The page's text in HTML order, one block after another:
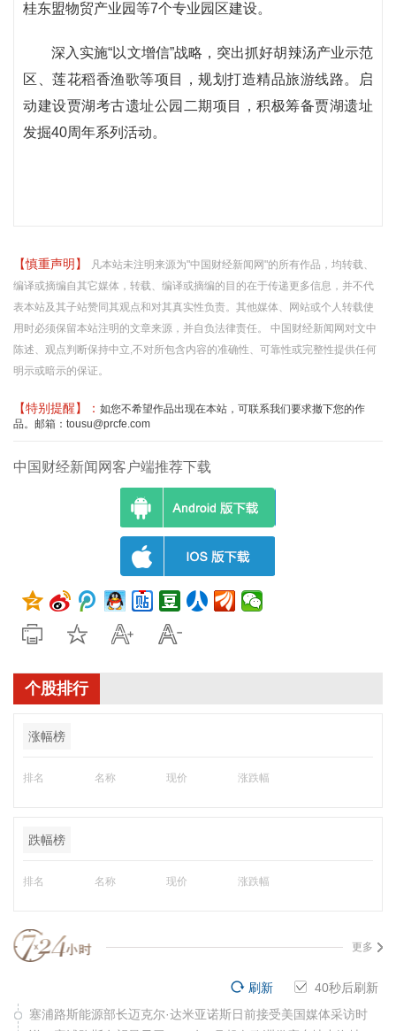
桂东盟物贸产业园等7个专业园区建设。
深入实施“以文增信”战略，突出抓好胡辣汤产业示范
区、莲花稻香渔歌等项目，规划打造精品旅游线路。启
动建设贾湖考古遗址公园二期项目，积极筹备贾湖遗址
发掘40周年系列活动。
【慎重声明】
凡本站未注明来源为"中国财经新闻网"的所有作品，均转载、
编译或摘编自其它媒体，转载、编译或摘编的目的在于传递更多信息，并不代
表本站及其子站赞同其观点和对其真实性负责。其他媒体、网站或个人转载使
用时必须保留本站注明的文章来源，并自负法律责任。 中国财经新闻网对文中
陈述、观点判断保持中立,不对所包含内容的准确性、可靠性或完整性提供任何
明示或暗示的保证。
【特别提醒】： 如您不希望作品出现在本站，可联系我们要求撤下您的作
品。邮箱：tousu@prcfe.com
中国财经新闻网客户端推荐下载
个股排行
涨幅榜
排名 名称 现价 涨跌幅
跌幅榜
排名 名称 现价 涨跌幅
更多
40秒后刷新
刷新
塞浦路斯能源部长迈克尔·达米亚诺斯日前接受美国媒体采访时